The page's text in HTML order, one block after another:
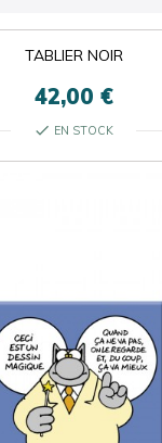
TABLIER NOIR
42,00 €
check EN STOCK